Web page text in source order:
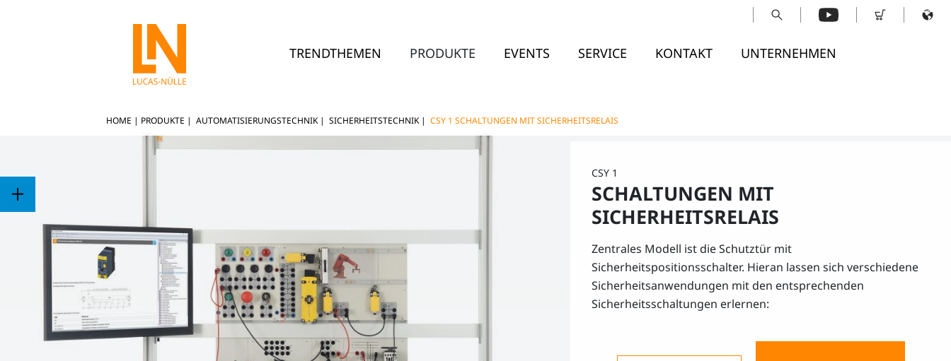
TRENDTHEMEN PRODUKTE EVENTS SERVICE KONTAKT UNTERNEHMEN
HOME | PRODUKTE | AUTOMATISIERUNGSTECHNIK | SICHERHEITSTECHNIK | CSY 1 SCHALTUNGEN MIT SICHERHEITSRELAIS
CSY 1
SCHALTUNGEN MIT
SICHERHEITSRELAIS
Zentrales Modell ist die Schutztür mit
Sicherheitspositionsschalter. Hieran lassen sich verschiedene
Sicherheitsanwendungen mit den entsprechenden
Sicherheitsschaltungen erlernen: